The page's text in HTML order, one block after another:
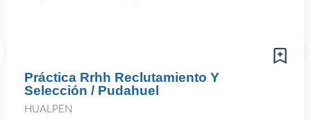
Práctica Rrhh Reclutamiento Y
Selección / Pudahuel
HUALPEN